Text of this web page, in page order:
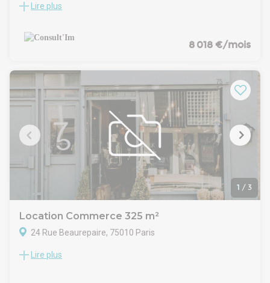
Au croisement des Champs- Elysées, dans un immeuble de
CARACTERISTIQUES DE L'OFFRE
Au RDC - 62 m²
Extraction de 700 mm - très rare dans le quartier
Au sous-sol - 21m²
Une zone de restauration d'environ 15 places pouvant aussi
être une zone de stockage
Un sanitaire avec lave-mains
Linéaire de vitrine de 5m environ
Terasse estivale d'environ 15 places (d'avril à novembre)
Toutes activités autorisées
CONDITIONS FINANCIERES
Loyer mensuel : 8 017€ HT HC
Cession de droit au bail : nous contacter
Lire plus
8 018 €/mois
1 / 3
Location Commerce 325 m²
24 Rue Beaurepaire, 75010 Paris
Botica vous propose en plein coeur du 10ᵉ arrondissement
Lire plus